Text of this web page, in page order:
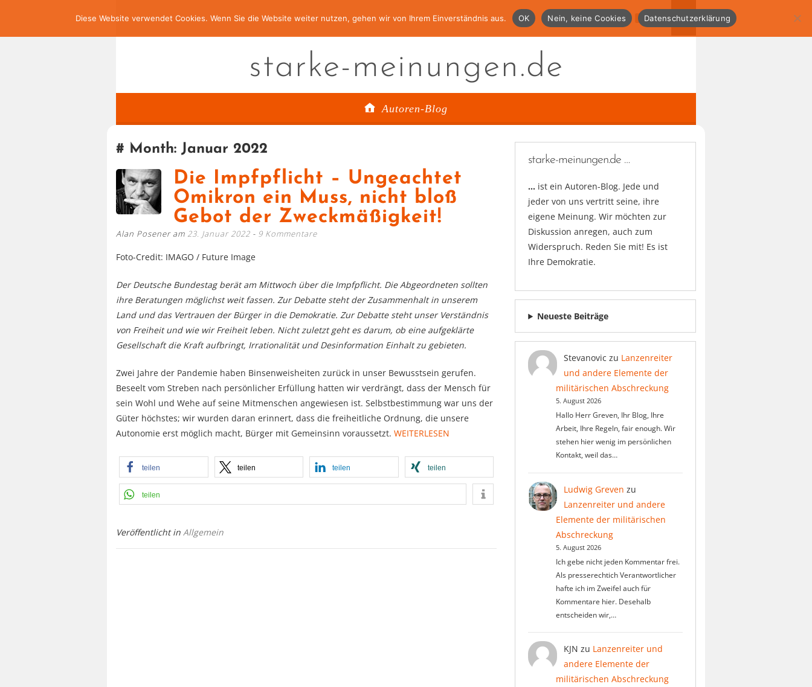
starke-meinungen.de
Autoren-Blog
Month: Januar 2022
Die Impfpflicht – Ungeachtet
Omikron ein Muss, nicht bloß
Gebot der Zweckmäßigkeit!
Alan Posener am 23. Januar 2022 9 Kommentare
Foto-Credit: IMAGO / Future Image
Der Deutsche Bundestag berät am Mittwoch über die Impfpflicht. Die Abgeordneten sollten
ihre Beratungen möglichst weit fassen. Zur Debatte steht der Zusammenhalt in unserem
Land und das Vertrauen der Bürger in die Demokratie. Zur Debatte steht unser Verständnis
von Freiheit und wie wir Freiheit leben. Nicht zuletzt geht es darum, ob eine aufgeklärte
Gesellschaft die Kraft aufbringt, Irrationalität und Desinformation Einhalt zu gebieten.
Zwei Jahre der Pandemie haben Binsenweisheiten zurück in unser Bewusstsein gerufen.
Beseelt vom Streben nach persönlicher Erfüllung hatten wir verdrängt, dass der Mensch für
sein Wohl und Wehe auf seine Mitmenschen angewiesen ist. Selbstbestimmung war uns der
Güter höchstes; wir wurden daran erinnert, dass die freiheitliche Ordnung, die unsere
Autonomie erst möglich macht, Bürger mit Gemeinsinn voraussetzt. WEITERLESEN
teilen teilen teilen teilen
teilen
Veröffentlicht in Allgemein
starke-meinungen.de …
… ist ein Autoren-Blog. Jede und
jeder von uns vertritt seine, ihre
eigene Meinung. Wir möchten zur
Diskussion anregen, auch zum
Widerspruch. Reden Sie mit! Es ist
Ihre Demokratie.
Neueste Beiträge
Stevanovic zu Lanzenreiter
und andere Elemente der
militärischen Abschreckung
5. August 2026
Hallo Herr Greven, Ihr Blog, Ihre
Arbeit, Ihre Regeln, fair enough. Wir
stehen hier wenig im persönlichen
Kontakt, weil das…
Ludwig Greven zu
Lanzenreiter und andere
Elemente der militärischen
Abschreckung
5. August 2026
Ich gebe nicht jeden Kommentar frei.
Als presserechtich Verantwortlicher
hafte ich im Zweifel auch für
Kommentare hier. Desehalb
entscheiden wir,…
KJN zu Lanzenreiter und
andere Elemente der
militärischen Abschreckung
Diese Website verwendet Cookies. Wenn Sie die Website weiter nutzen, gehen wir von Ihrem Einverständnis aus. OK Nein, keine Cookies Datenschutzerklärung